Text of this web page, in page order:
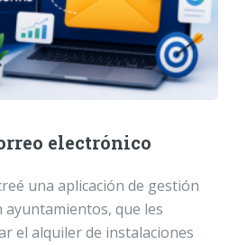
electrónico
una aplicación de gestión
que les
el alquiler de instalaciones